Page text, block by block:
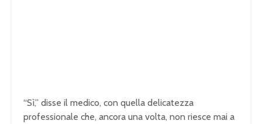
“Sì,” disse il medico, con quella delicatezza
professionale che, ancora una volta, non riesce mai a